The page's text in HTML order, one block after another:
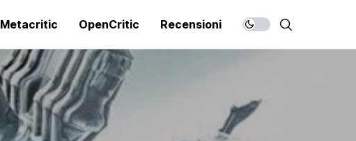
Metacritic OpenCritic Recensioni